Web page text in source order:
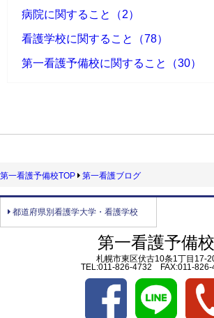
病院に関すること（2）
看護学校に関すること（78）
第一看護予備校に関すること（30）
第一看護予備校TOP 第一看護ブログ
都道府県別看護学大学・看護学校
第一看護予備校
札幌市東区伏古10条1丁目17-
TEL:011-826-4732 FAX:011-826-